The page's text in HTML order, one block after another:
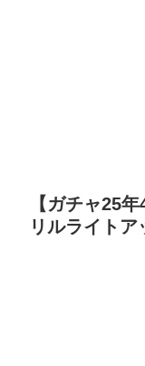
【ガチャ25
リルライトア